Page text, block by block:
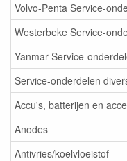
Volvo-Penta Service-
Westerbeke Service-
Yanmar Service-
Service-onderdelen
Accu's, batterijen en
Anodes
Antivries/koelvloeistof